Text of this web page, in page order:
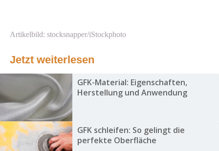
Artikelbild: stocksnapper/iStockphoto
Jetzt weiterlesen
GFK-Material: Eigenschaften,
Herstellung und Anwendung
GFK schleifen: So gelingt die
perfekte Oberfläche